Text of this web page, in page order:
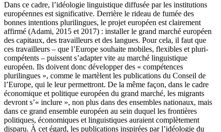
Dans ce cadre, l’idéologie linguistique diffusée par les institutions
européennes est significative. Derrière le rideau de fumée des
bonnes intentions plurilingues, le projet européen est clairement
affirmé (Adami, 2015 et 2017) : installer le grand marché européen
des capitaux, des travailleurs et des langues. Pour cela, il faut que
ces travailleurs – que l’Europe souhaite mobiles, flexibles et pluri-
compétents – puissent s’adapter vite au marché linguistique
européen. Ils doivent donc développer des « compétences
plurilingues », comme le martèlent les publications du Conseil de
l’Europe, qui le leur permettront. De la même façon, dans le cadre
économique et politique européen du grand marché, les migrants
devront s’« inclure », non plus dans des ensembles nationaux, mais
dans ce grand ensemble européen au sein duquel les frontières
politiques, économiques et linguistiques auraient complètement
disparu. À cet égard, les publications inspirées par l’idéologie du